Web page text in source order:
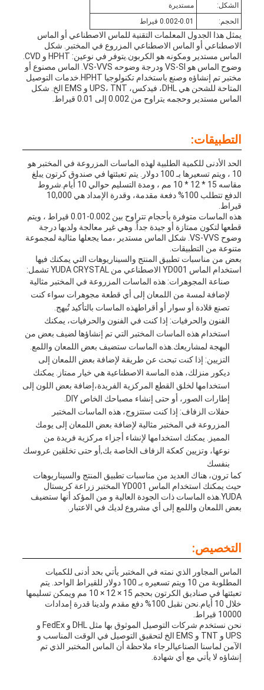
الشكل:
مستديرة
الحجم:
0.002-0.01 قيراط
يمثل هذا الجدول المعلمات التقنية للماس الاصطناعي أو الماس
الاصطناعي أو الماس الاصطناعي المزروع في المختبر. شكل
الماس مستدير ومكونه هو الكربون.يتوفر في نوعين: HPHT و CVD.
وضوح الماس هو VS-SI ودرجة وضوحه VS-VVS. الماس مصنوع أو
مختبر تم إنشاؤه وصنع باستخدام تكنولوجيا HPHT.خدمات التوصيل
المتاحة للشحن هي DHL، فيدكس، UPS، TNT و EMS الخ. شكل
الماس مستدير وحجمه يتراوح من 0.002 إلى 0.01 قيراط.
التطبيقات:
الحد الأدنى للكمية الطلبية لهذه الماسات المزروعة في المختبر هو
10 ، ويتم تسعيرها بـ 100 دولار. يتم تعبئتها في صندوق كرتون يبلغ
مقاسه 15 * 12 * 10 مم ، ومدة التسليم حوالي 10 أيام.شروط
الدفع تتطلب 100% دفعة مقدمة، وقدرة الإمداد هي 10,000
قيراط.
هذه الماسات متوفرة بأحجام تتراوح بين 0.002-0.01 قيراط ، ويتم
قطعها لتكون ممتازة أو جيدة جداً. وهي غير معالجة ولديها درجة
وضوح VS-VVS. شكل الماس مستدير ،مما يجعلها مثالية لمجموعة
متنوعة من التطبيقات.
بعض من مناسبات تطبيق المنتج والسيناريوهات التي يمكنك فيها
استخدام الماس YD001 الاصطناعي من YUDA CRYSTAL تشمل:
صناعة المجوهرات: هذه الماسات المزروعة في المختبر مثالية
لإضافة لمسة من اللمعان إلى أي قطعة مجوهرات سواء كنت
تصنع قلادة أو سوار أو أقراطهذه الماسات بالتأكيد تُبهج.
الفنون والحرفيات: إذا كنت في الفنون والحرفيات، يمكنك
استخدام هذه الماسات المختبر التي تم إنشاؤها لضيف بعض من
البهجة لمشاريعك.هذه الماسات ستضيف بعض اللمعان واللمع.
التزيين: إذا كنت تبحث عن طريقة لإضافة بعض اللمعان إلى
ديكور منزلك، هذه الماسة الاصطناعية هي خيار ممتاز. يمكنك
استخدامها لخلق القطع المركزية الفريدة،إضافة بعض اللون إلى
إطارات الصور، أو حتى إنشاء مصباحك الخاص DIY.
حفلات الزفاف: إذا كنت ستتزوج، هذه الماسات المختبر
المزروعة في المختبر مثالية لإضافة بعض اللمعان إلى يومك
المميز. يمكنك استخدامها لإنشاء أجزاء مركزية فريدة من
نوعها، وتزيين كعكة الزفاف الخاصة بك,أو حتى تخلقين عروسك
بنفسك
كما ترون، هناك العديد من مناسبات تطبيق المنتج والسيناريوهات
حيث يمكنك استخدام الماس YD001 المختبر زراعة كريستال
YUDA.هذه الماسات ذات الجودة العالية و من المؤكد أنها ستضيف
بعض اللمعان واللمع إلى أي مشروع لديك في الاعتبار.
التخصيص:
الماس المجاور الذي نمته في المختبر يأتي بحد أدنى للكميات
المطلوبة من 10 ويتم تسعيره بـ 100 دولار للقيراط الواحد. يتم
تعبئتها في صناديق الكرتون بحجم 15 × 12 × 10 مم ويمكن تسليمها
خلال 10 أيام.نحن نقبل 100% دفع مقدم ولدينا قدرة إمدادات
10000 قيراط.
نحن نستخدم شركات التوصيل الموثوق بها مثل DHL و FedEx و
UPS و TNT و EMS الخ لتحقيق التوصيل في الوقت المناسب و
الآمن لماسنا الصناعيالرجاء ملاحظة أن الماس المختبر الذي تم
إنشاؤه لا يأتي مع أي شهادة.